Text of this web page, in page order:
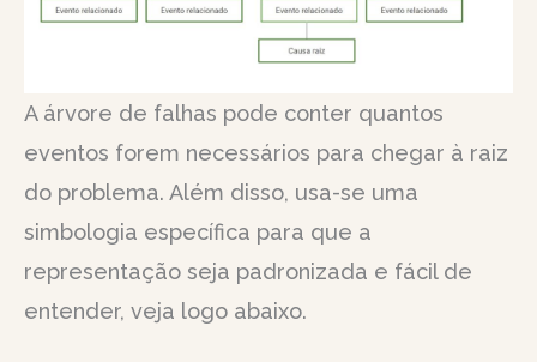
A árvore de falhas pode conter quantos
eventos forem necessários para chegar à raiz
do problema. Além disso, usa-se uma
simbologia específica para que a
representação seja padronizada e fácil de
entender, veja logo abaixo.